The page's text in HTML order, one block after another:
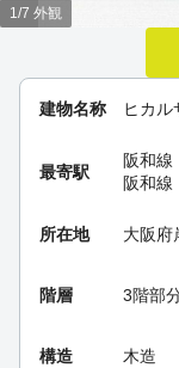
建物名称 ヒカル
最寄駅
阪和線
阪和線
所在地 大阪府
階層 3階部
構造 木造
1/7 外観